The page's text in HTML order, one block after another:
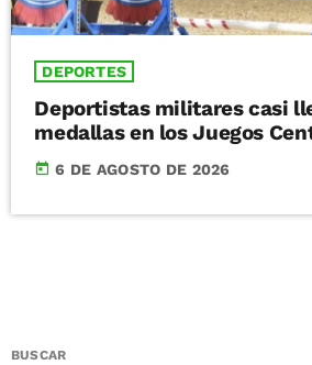
DEPORTES
Deportistas militares casi
medallas en los Juegos
today 6 DE AGOSTO DE 2026
BUSCAR